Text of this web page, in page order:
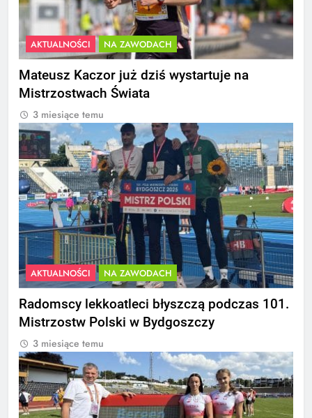
AKTUALNOŚCI NA ZAWODACH
Mateusz Kaczor już dziś wystartuje na
Mistrzostwach Świata
3 miesiące temu
AKTUALNOŚCI NA ZAWODACH
Radomscy lekkoatleci błyszczą podczas 101.
Mistrzostw Polski w Bydgoszczy
3 miesiące temu